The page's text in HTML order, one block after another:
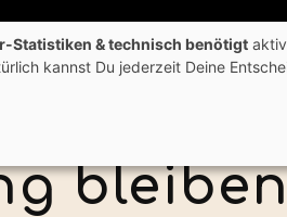
Hilfe für Dich
Statistiken & technisch benötigt
kannst Du jederzeit Deine